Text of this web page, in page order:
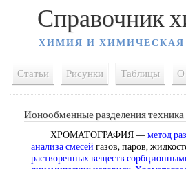
Справочник
ХИМИЯ И ХИМИЧЕСКАЯ
Статьи Рисунки Таблицы О
Ионообменные разделения техника
ХРОМАТОГРАФИЯ —метод
анализа смесей газов, паров,
растворенных веществ